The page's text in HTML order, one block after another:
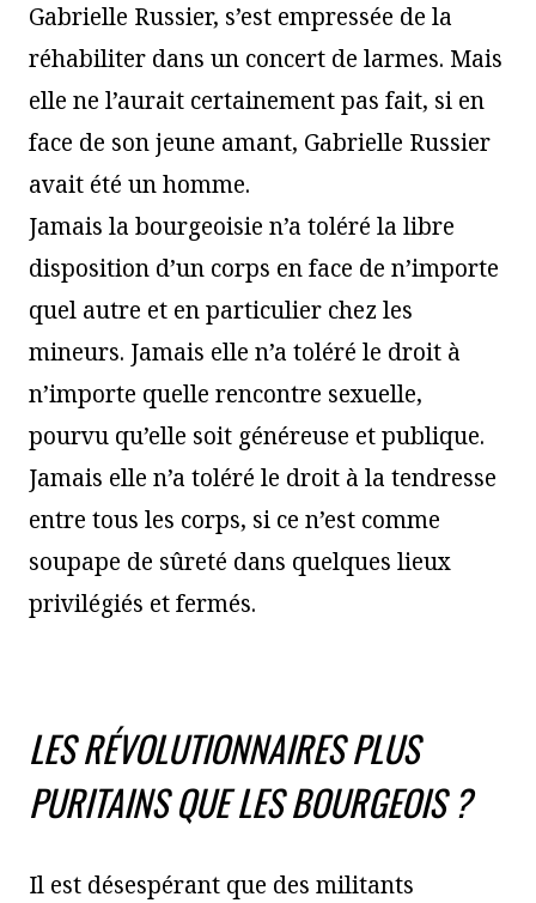
Gabrielle Russier, s’est empressée de la
réhabiliter dans un concert de larmes. Mais
elle ne l’aurait certainement pas fait, si en
face de son jeune amant, Gabrielle Russier
avait été un homme.
Jamais la bourgeoisie n’a toléré la libre
disposition d’un corps en face de n’importe
quel autre et en particulier chez les
mineurs. Jamais elle n’a toléré le droit à
n’importe quelle rencontre sexuelle,
pourvu qu’elle soit généreuse et publique.
Jamais elle n’a toléré le droit à la tendresse
entre tous les corps, si ce n’est comme
soupape de sûreté dans quelques lieux
privilégiés et fermés.
LES RÉVOLUTIONNAIRES PLUS
PURITAINS QUE LES BOURGEOIS ?
Il est désespérant que des militants